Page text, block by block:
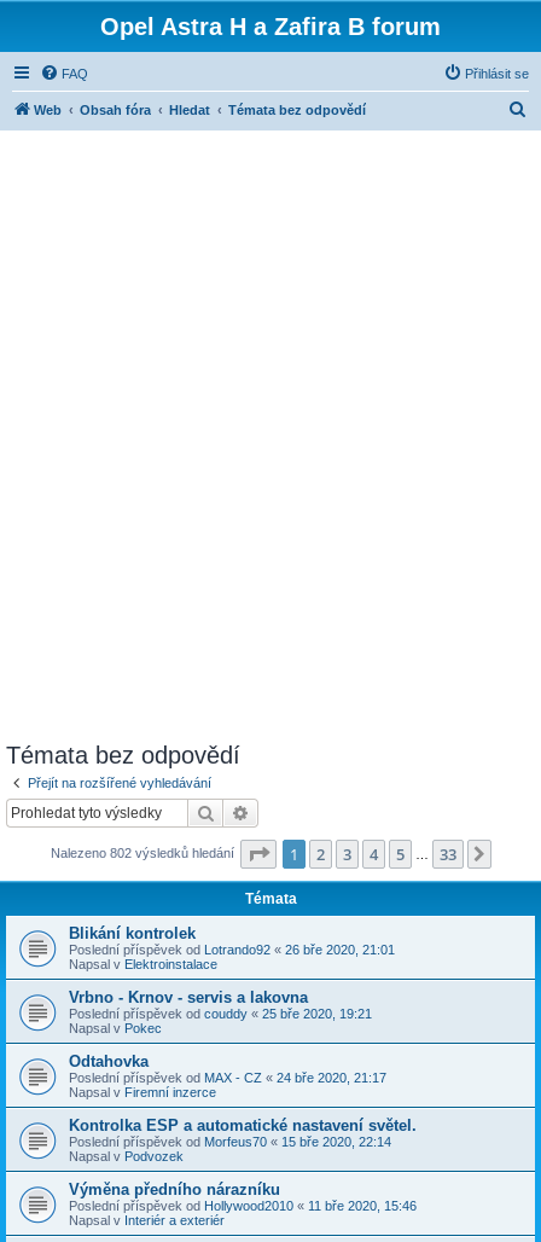
Opel Astra H a Zafira B forum
FAQ Přihlásit se
Web Obsah fóra Hledat Témata bez odpovědí
Témata bez odpovědí
Přejít na rozšířené vyhledávání
Hledat
Nalezeno 802 výsledků hledání Stránka z 33
1 2 3 4 5 33
Témata
Blikání kontrolek
Poslední příspěvek od Lotrando92 « 26 bře 2020, 21:01
Napsal v Elektroinstalace
Vrbno - Krnov - servis a lakovna
Poslední příspěvek od couddy « 25 bře 2020, 19:21
Napsal v Pokec
Odtahovka
Poslední příspěvek od MAX - CZ « 24 bře 2020, 21:17
Napsal v Firemní inzerce
Kontrolka ESP a automatické nastavení světel.
Poslední příspěvek od Morfeus70 « 15 bře 2020, 22:14
Napsal v Podvozek
Výměna předního nárazníku
Poslední příspěvek od Hollywood2010 « 11 bře 2020, 15:46
Napsal v Interiér a exteriér